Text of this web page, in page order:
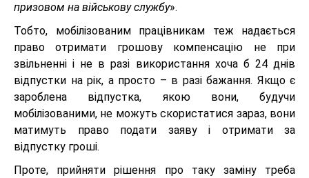
призовом на військову службу».
Тобто, мобілізованим працівникам теж надається
право отримати грошову компенсацію не при
звільненні і не в разі використання хоча б 24 днів
відпустки на рік, а просто – в разі бажання. Якщо є
зароблена відпустка, якою вони, будучи
мобілізованими, не можуть скористатися зараз, вони
матимуть право подати заяву і отримати за
відпустку гроші.
Проте, прийняти рішення про таку заміну треба